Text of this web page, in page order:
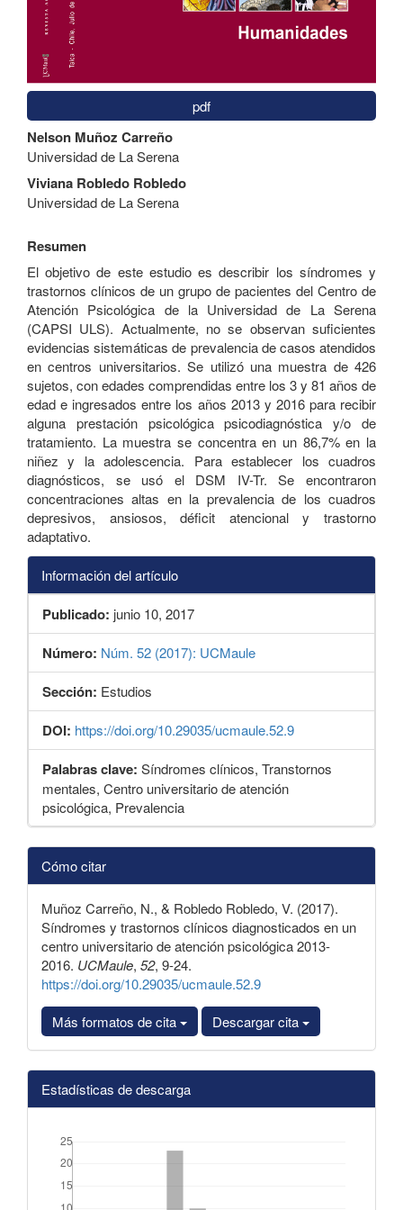
pdf
Contenido
principal
del
artículo
Nelson Muñoz Carreño
Universidad de La Serena
Viviana Robledo Robledo
Universidad de La Serena
Resumen
El objetivo de este estudio es describir los síndromes y
trastornos clínicos de un grupo de pacientes del Centro de
Atención Psicológica de la Universidad de La Serena
(CAPSI ULS). Actualmente, no se observan suficientes
evidencias sistemáticas de prevalencia de casos atendidos
en centros universitarios. Se utilizó una muestra de 426
sujetos, con edades comprendidas entre los 3 y 81 años de
edad e ingresados entre los años 2013 y 2016 para recibir
alguna prestación psicológica psicodiagnóstica y/o de
tratamiento. La muestra se concentra en un 86,7% en la
niñez y la adolescencia. Para establecer los cuadros
diagnósticos, se usó el DSM IV-Tr. Se encontraron
concentraciones altas en la prevalencia de los cuadros
depresivos, ansiosos, déficit atencional y trastorno
adaptativo.
Información del artículo
Publicado: junio 10, 2017
Número: Núm. 52 (2017): UCMaule
Sección: Estudios
DOI: https://doi.org/10.29035/ucmaule.52.9
Palabras clave: Síndromes clínicos, Transtornos
mentales, Centro universitario de atención
psicológica, Prevalencia
Detalles
del
artículo
Cómo citar
Muñoz Carreño, N., & Robledo Robledo, V. (2017).
Síndromes y trastornos clínicos diagnosticados en un
centro universitario de atención psicológica 2013-
2016. UCMaule, 52, 9-24.
https://doi.org/10.29035/ucmaule.52.9
Más formatos de cita
Descargar cita
Estadísticas de descarga